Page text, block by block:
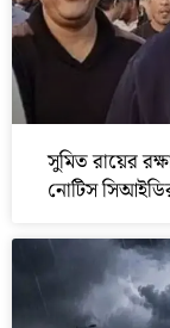
সুমিত রায়ের
নোটিস